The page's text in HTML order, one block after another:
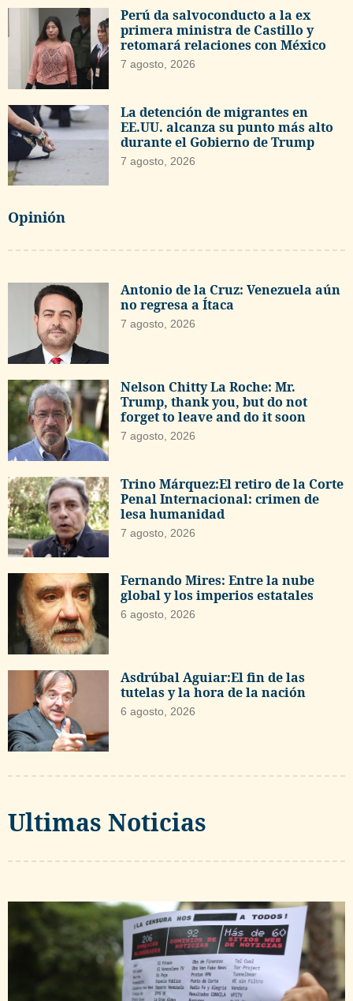
Perú da salvoconducto a la ex
primera ministra de Castillo y
retomará relaciones con México
7 agosto, 2026
La detención de migrantes en
EE.UU. alcanza su punto más alto
durante el Gobierno de Trump
7 agosto, 2026
Opinión
Antonio de la Cruz: Venezuela aún
no regresa a Ítaca
7 agosto, 2026
Nelson Chitty La Roche: Mr.
Trump, thank you, but do not
forget to leave and do it soon
7 agosto, 2026
Trino Márquez:El retiro de la Corte
Penal Internacional: crimen de
lesa humanidad
7 agosto, 2026
Fernando Mires: Entre la nube
global y los imperios estatales
6 agosto, 2026
Asdrúbal Aguiar:El fin de las
tutelas y la hora de la nación
6 agosto, 2026
Ultimas Noticias